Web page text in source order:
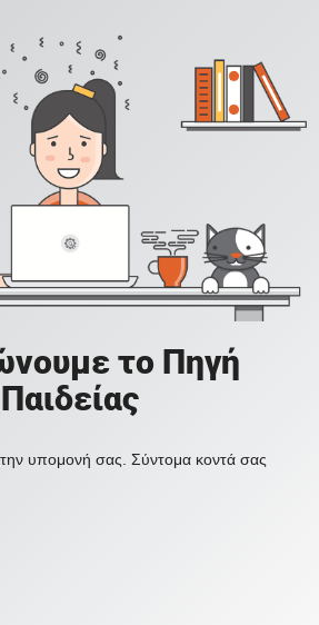
το Πηγή
Παιδείας
την υπομονή σας. Σύντομα κοντά σας